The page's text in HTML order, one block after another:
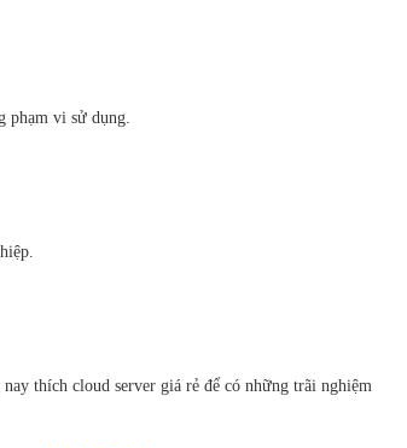
phạm vi sử dụng.
thích cloud server giá rẻ để có những trãi nghiệm